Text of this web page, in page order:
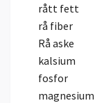
rått fett
rå fiber
Rå aske
kalsium
fosfor
magnesium